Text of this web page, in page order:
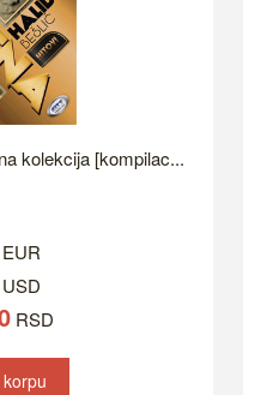
kolekcija [kompilac...
EUR
USD
RSD